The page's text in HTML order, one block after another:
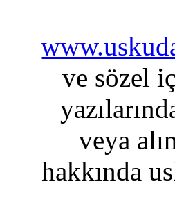
ve sözel
veya
hakkında